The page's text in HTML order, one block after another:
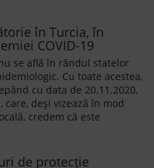
în Turcia, în
COVID-19
se află în rândul statelor
Cu toate acestea,
cu data de 20.11.2020,
deși vizează în mod
credem că este
nu le creeze neplăceri pe
a călătoriilor în Turcia.
de protecție